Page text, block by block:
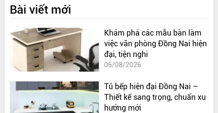
Bài viết mới
Khám phá các mẫu bàn làm
việc văn phòng Đồng Nai hiện
đại, tiện nghi
06/08/2026
Tủ bếp hiện đại Đồng Nai –
Thiết kế sang trọng, chuẩn xu
hướng mới